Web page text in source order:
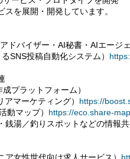
を展開・開発しています。
ドバイザー・AI秘書・AIエージェ
SNS投稿自動化システム）
プラットフォーム）
アマーケティング） https://
動マップ） https://eco.share-
銭湯／釣りスポットなどの情報